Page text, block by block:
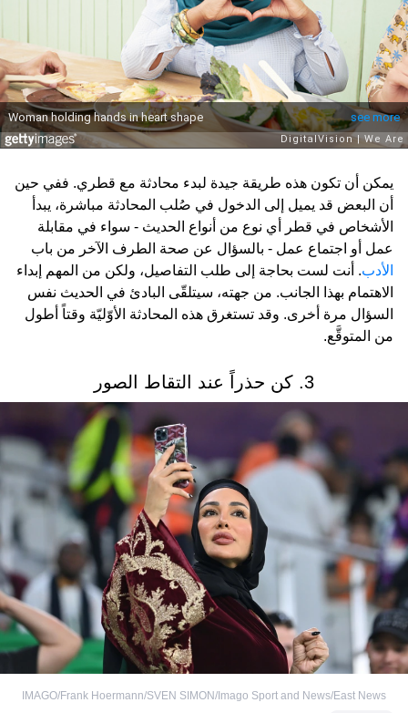
يمكن أن تكون هذه طريقة جيدة لبدء محادثة مع قطري. ففي حين
أن البعض قد يميل إلى الدخول في صُلب المحادثة مباشرة، يبدأ
الأشخاص في قطر أي نوع من أنواع الحديث - سواء في مقابلة
عمل أو اجتماع عمل - بالسؤال عن صحة الطرف الآخر من باب
الأدب. أنت لست بحاجة إلى طلب التفاصيل، ولكن من المهم إبداء
الاهتمام بهذا الجانب. من جهته، سيتلقّى البادئ في الحديث نفس
السؤال مرة أخرى. وقد تستغرق هذه المحادثة الأوّليّة وقتاً أطول
من المتوقَّع.
3. كن حذراً عند التقاط الصور
IMAGO/Frank Hoermann/SVEN SIMON/Imago Sport and News/East News